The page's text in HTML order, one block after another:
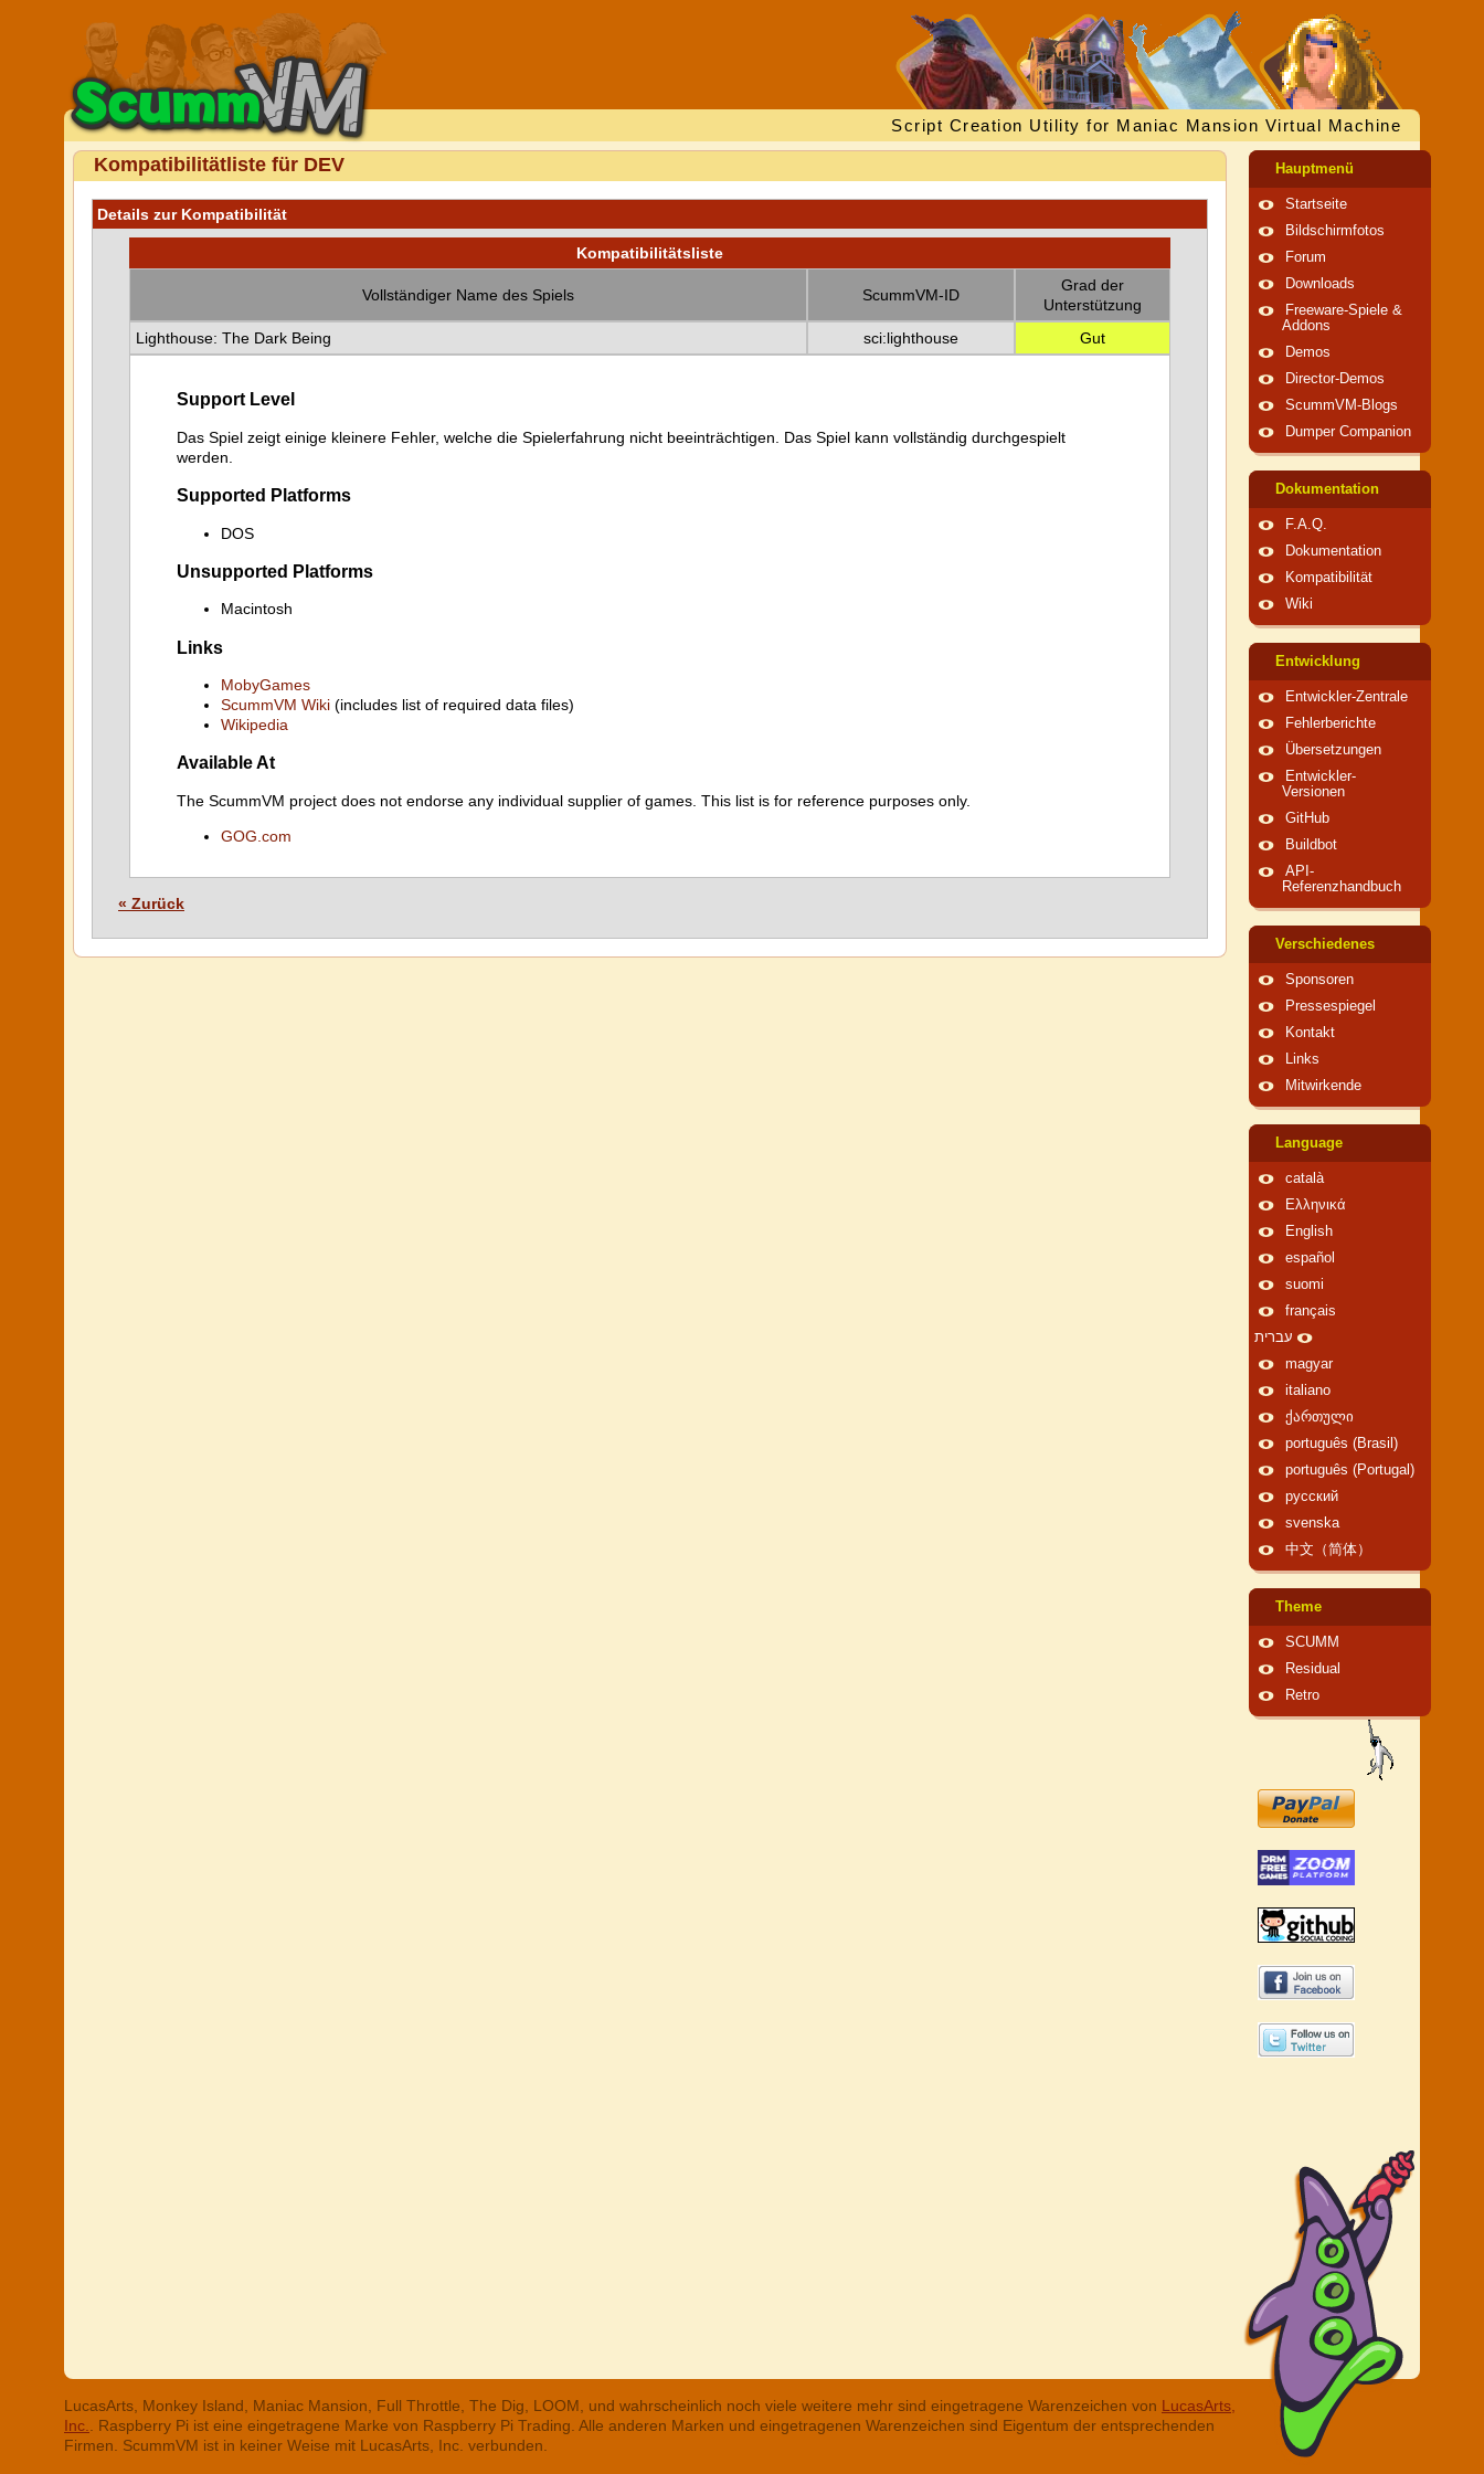
Script Creation Utility for Maniac Mansion Virtual Machine
Kompatibilitätliste für DEV
Details zur Kompatibilität
Kompatibilitätsliste
Vollständiger Name des Spiels ScummVM-ID
Grad der
Unterstützung
Lighthouse: The Dark Being
sci:lighthouse Gut
Support Level
Das Spiel zeigt einige kleinere Fehler, welche die Spielerfahrung nicht beeinträchtigen. Das Spiel kann vollständig durchgespielt
werden.
Supported Platforms
DOS
Unsupported Platforms
Macintosh
Links
MobyGames
ScummVM Wiki (includes list of required data files)
Wikipedia
Available At
The ScummVM project does not endorse any individual supplier of games. This list is for reference purposes only.
GOG.com
« Zurück
Hauptmenü
Startseite
Bildschirmfotos
Forum
Downloads
Freeware-Spiele &
Addons
Demos
Director-Demos
ScummVM-Blogs
Dumper Companion
Dokumentation
F.A.Q.
Dokumentation
Kompatibilität
Wiki
Entwicklung
Entwickler-Zentrale
Fehlerberichte
Übersetzungen
Entwickler-
Versionen
GitHub
Buildbot
API-
Referenzhandbuch
Verschiedenes
Sponsoren
Pressespiegel
Kontakt
Links
Mitwirkende
Language
català
Ελληνικά
English
español
suomi
français
עברית
magyar
italiano
ქართული
português (Brasil)
português (Portugal)
русский
svenska
中文（简体）
Theme
SCUMM
Residual
Retro
LucasArts, Monkey Island, Maniac Mansion, Full Throttle, The Dig, LOOM, und wahrscheinlich noch viele weitere mehr sind eingetragene Warenzeichen von LucasArts,
Inc.
. Raspberry Pi ist eine eingetragene Marke von Raspberry Pi Trading. Alle anderen Marken und eingetragenen Warenzeichen sind Eigentum der entsprechenden
Firmen. ScummVM ist in keiner Weise mit LucasArts, Inc. verbunden.